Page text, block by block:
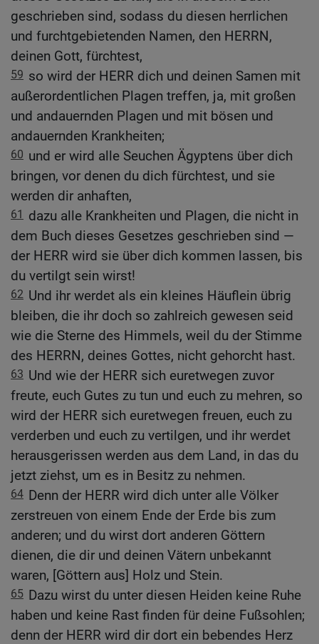
geschrieben sind, sodass du diesen herrlichen
und furchtgebietenden Namen, den HERRN,
deinen Gott, fürchtest,
59 so wird der HERR dich und deinen Samen mit
außerordentlichen Plagen treffen, ja, mit großen
und andauernden Plagen und mit bösen und
andauernden Krankheiten;
60 und er wird alle Seuchen Ägyptens über dich
bringen, vor denen du dich fürchtest, und sie
werden dir anhaften,
61 dazu alle Krankheiten und Plagen, die nicht in
dem Buch dieses Gesetzes geschrieben sind —
der HERR wird sie über dich kommen lassen, bis
du vertilgt sein wirst!
62 Und ihr werdet als ein kleines Häuflein übrig
bleiben, die ihr doch so zahlreich gewesen seid
wie die Sterne des Himmels, weil du der Stimme
des HERRN, deines Gottes, nicht gehorcht hast.
63 Und wie der HERR sich euretwegen zuvor
freute, euch Gutes zu tun und euch zu mehren, so
wird der HERR sich euretwegen freuen, euch zu
verderben und euch zu vertilgen, und ihr werdet
herausgerissen werden aus dem Land, in das du
jetzt ziehst, um es in Besitz zu nehmen.
64 Denn der HERR wird dich unter alle Völker
zerstreuen von einem Ende der Erde bis zum
anderen; und du wirst dort anderen Göttern
dienen, die dir und deinen Vätern unbekannt
waren, [Göttern aus] Holz und Stein.
65 Dazu wirst du unter diesen Heiden keine Ruhe
haben und keine Rast finden für deine Fußsohlen;
denn der HERR wird dir dort ein bebendes Herz